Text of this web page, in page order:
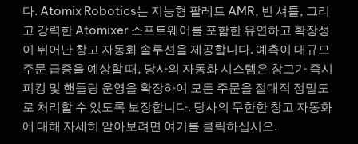
다. Atomix Robotics는 지능형 팔레트 AMR, 빈 셔틀, 그리
고 강력한 Atomixer 소프트웨어를 포함한 유연하고 확장성
이 뛰어난 창고 자동화 솔루션을 제공합니다. 예측이 대규모
주문 급증을 예상할 때, 당사의 자동화 시스템은 창고가 즉시
피킹 및 핸들링 운영을 확장하여 모든 주문을 절대적 정밀도
로 처리할 수 있도록 보장합니다. 당사의 무한한 창고 자동화
에 대해 자세히 알아보려면 여기를 클릭하십시오.